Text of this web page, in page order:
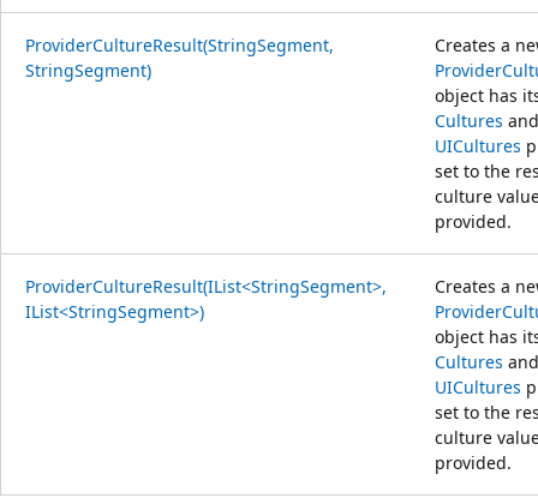
ProviderCultureResult(StringSegment,
StringSegment)
Creates a
object has
Cultures and
UICultures
set to the
culture
provided.
ProviderCultureResult(IList<StringSegment>,
IList<StringSegment>)
Creates a
object has
Cultures and
UICultures
set to the
culture
provided.